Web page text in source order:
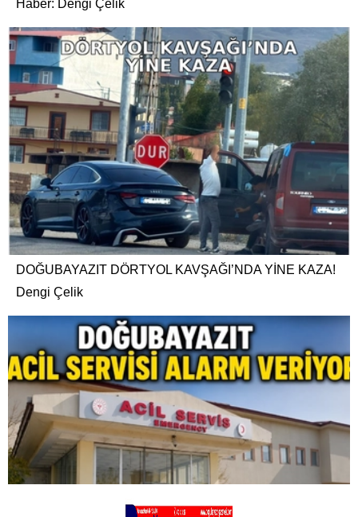
Haber: Dengi Çelik
DOĞUBAYAZIT DÖRTYOL KAVŞAĞI’NDA YİNE KAZA!
Dengi Çelik